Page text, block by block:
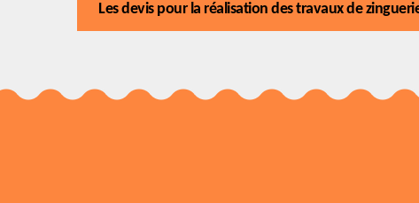
Les devis pour la réalisation des travaux de